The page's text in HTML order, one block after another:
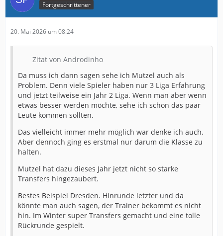
Fortgeschrittener
20. Mai 2026 um 08:24
Zitat von Androdinho
Da muss ich dann sagen sehe ich Mutzel auch als
Problem. Denn viele Spieler haben nur 3 Liga Erfahrung
und jetzt teilweise ein Jahr 2 Liga. Wenn man aber wenn
etwas besser werden möchte, sehe ich schon das paar
Leute kommen sollten.
Das vielleicht immer mehr möglich war denke ich auch.
Aber dennoch ging es erstmal nur darum die Klasse zu
halten.
Mutzel hat dazu dieses Jahr jetzt nicht so starke
Transfers hingezaubert.
Bestes Beispiel Dresden. Hinrunde letzter und da
könnte man auch sagen, der Trainer bekommt es nicht
hin. Im Winter super Transfers gemacht und eine tolle
Rückrunde gespielt.